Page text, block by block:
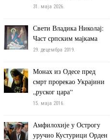
31. маја 2026.
Свети Владика Николај:
Част српским мајкама
29. децембра 2019.
Монах из Одесе пред
смрт прорекао Украјини
„руског цара“
15. маја 2016.
Амфилохије у Острогу
уручио Кустурици Орден